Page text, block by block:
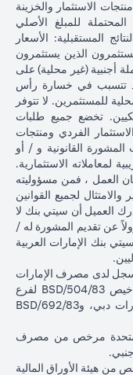
الاستثمار والخزينة
للمبلغ الأصلي
المستقبلية: الأسعار
الذين يستثمرون
أجنبية (غير محلية) على
تتسبب في خسارة رأس
للمستثمرين. لا تتوفر
تخضع جميع طلبات
الفردي ومنتجات
القانونية و / أو
لمعاملاته الاستثمارية.
العمل ، فمن مسؤوليته
والامتثال لجميع القوانين
العميل أن سيتي بنك لا
عن تقديم المشورة له /
بنك الإمارات العربية
مسجل لدى مصرف الإمارات
العربية المتحدة المركزي بموجب أرقام التراخيص BSD/504/83 لفرع
الوصل دبي، و13/184/2019 لفرع مول الإمارات دبي، وBSD/692/83
المتحدة مرخص من مصرف
من هيئة الأوراق المالية